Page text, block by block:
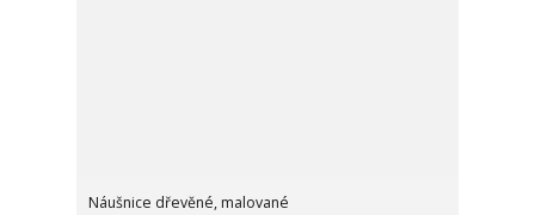
Náušnice dřevěné, malované